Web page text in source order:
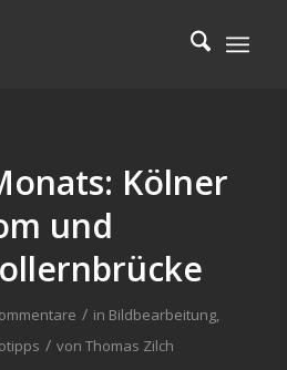
Kölner
und
/ in Bildbearbeitung,
/ vonThomas Zilch